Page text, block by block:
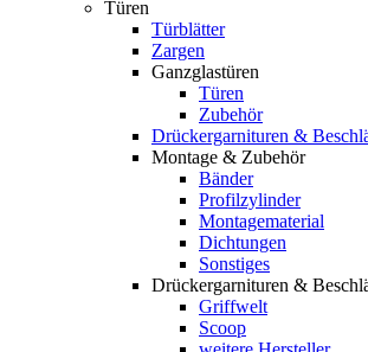
Türen
Türblätter
Zargen
Ganzglastüren
Türen
Zubehör
Drückergarnituren &
Montage & Zubehör
Bänder
Profilzylinder
Montagematerial
Dichtungen
Sonstiges
Drückergarnituren &
Griffwelt
Scoop